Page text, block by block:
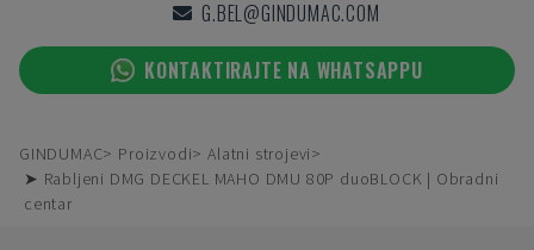
G.BEL@GINDUMAC.COM
KONTAKTIRAJTE NA WHATSAPPU
GINDUMAC Proizvodi
Alatni strojevi
➤ Rabljeni DMG DECKEL MAHO DMU 80P duoBLOCK | Obradni
centar